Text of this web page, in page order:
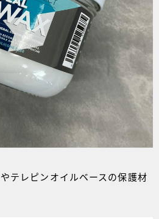
テレピンオイルベースの保護材